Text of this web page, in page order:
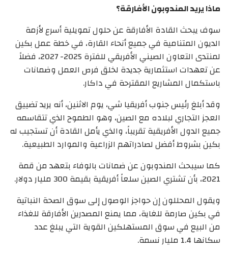
ماذا يريد المندوبون الأفارقة؟
سوف يبحث القادة الأفارقة عن حلول تمويلية أسرع لأزمة
الديون المتنامية في جميع أنحاء القارة، في خطة عمل بكين
لمنتدى التعاون الصيني الأفريقي للفترة 2025- 2027، فضلاً
عن تعهدات استثمارية جديدة لخلق فرص العمل وضمانات
باستكمال المشاريع المقترحة في داكار.
وقد أبلغ رئيس جنوب أفريقيا شي، يوم الاثنين، أنه يريد تضييق
العجز التجاري لبلاده مع الصين، وهو الطموح الذي تتقاسمه
جميع الدول الأفريقية تقريباً، والذي يأمل القادة أن تستجيب له
بكين بشروط أفضل لصادراتهم الزراعية والموارد الطبيعية.
كما سيبحث المندوبون عن ضمانات بالوفاء بتعهد من قمة
2021، بأن تشتري الصين سلعاً أفريقية بقيمة 300 مليار دولار.
ويقول المحللون إن حواجز الوصول إلى سوق الصحة النباتية
في بكين صارمة للغاية، مما يمنع المصدرين الأفارقة للغذاء
من البيع في سوق المستهلكين القوية التي يبلغ عدد
سكانها 1.4 مليار نسمة.